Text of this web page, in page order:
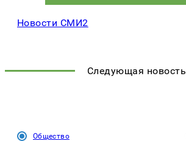
Новости СМИ2
Следующая новость
Общество